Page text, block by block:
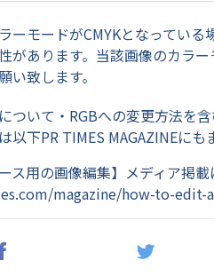
ーモードがCMYKとなってい
があります。当該画像のカラ
い致します。
ついて・RGBへの変更方法を
以下PR TIMES MAGAZINEに
ス用の画像編集】メディア掲
magazine/how-to-edit-